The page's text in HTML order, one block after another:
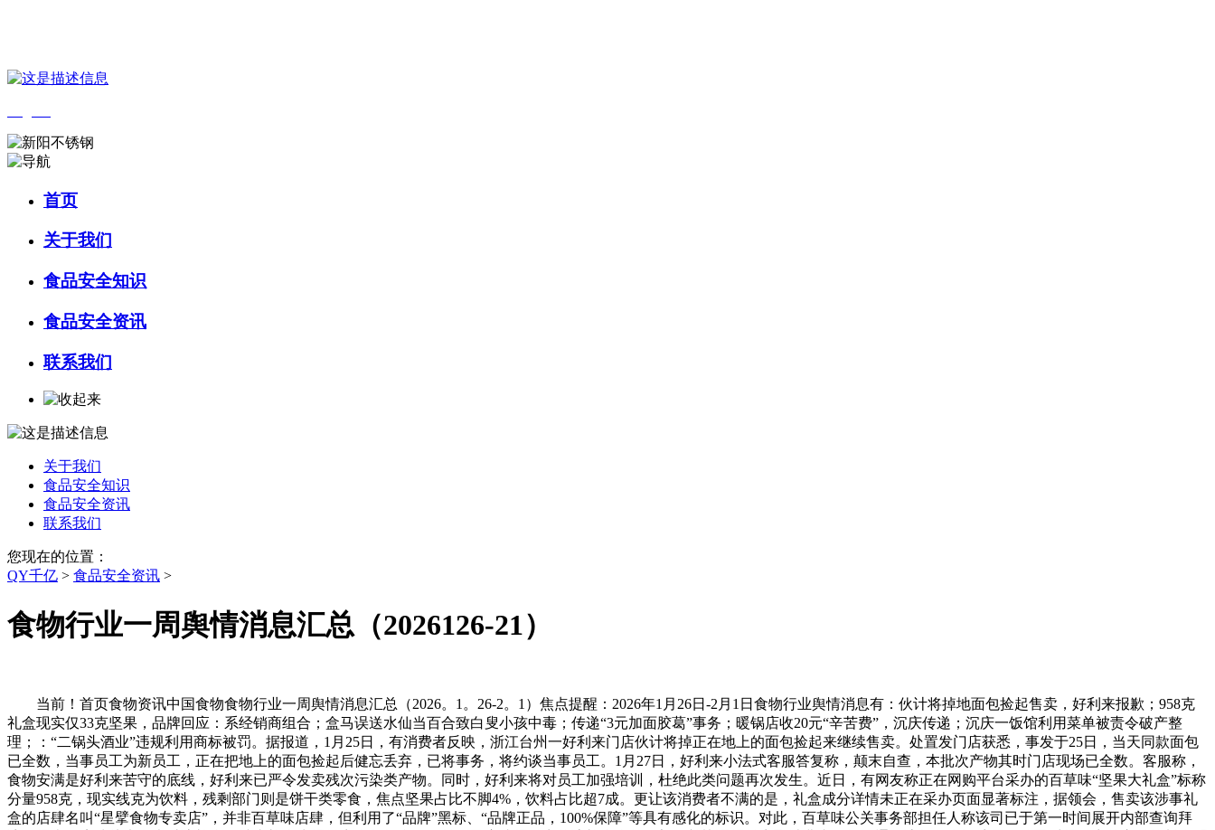
首页
关于我们
食品安全知识
食品安全资讯
联系我们
关于我们
食品安全知识
食品安全资讯
联系我们
您现在的位置：
QY千亿 > 食品安全资讯 >
食物行业一周舆情消息汇总（2026126-21）
当前！首页食物资讯中国食物食物行业一周舆情消息汇总（2026。1。26-2。1）焦点提醒：2026年1月26日-2月1日食物行业舆情消息有：伙计将掉地面包捡起售卖，好利来报歉；958克
礼盒现实仅33克坚果，品牌回应：系经销商组合；盒马误送水仙当百合致白叟小孩中毒；传递“3元加面胶葛”事务；暖锅店收20元“辛苦费”，沉庆传递；沉庆一饭馆利用菜单被责令破产整
理；：“二锅头酒业”违规利用商标被罚。据报道，1月25日，有消费者反映，浙江台州一好利来门店伙计将掉正在地上的面包捡起来继续售卖。处置发门店获悉，事发于25日，当天同款面包
已全数，当事员工为新员工，正在把地上的面包捡起后健忘丢弃，已将事务，将约谈当事员工。1月27日，好利来小法式客服答复称，颠末自查，本批次产物其时门店现场已全数。客服称，
食物安满是好利来苦守的底线，好利来已严令发卖残次污染类产物。同时，好利来将对员工加强培训，杜绝此类问题再次发生。近日，有网友称正在网购平台采办的百草味“坚果大礼盒”标称
分量958克，现实线克为饮料，残剩部门则是饼干类零食，焦点坚果占比不脚4%，饮料占比超7成。更让该消费者不满的是，礼盒成分详情未正在采办页面显著标注，据领会，售卖该涉事礼
盒的店肆名叫“星擘食物专卖店”，并非百草味店肆，但利用了“品牌”黑标、“品牌正品，100%保障”等具有感化的标识。对此，百草味公关事务部担任人称该司已于第一时间展开内部查询拜